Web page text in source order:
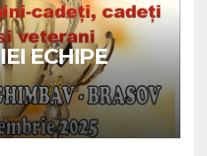
ECHIPE